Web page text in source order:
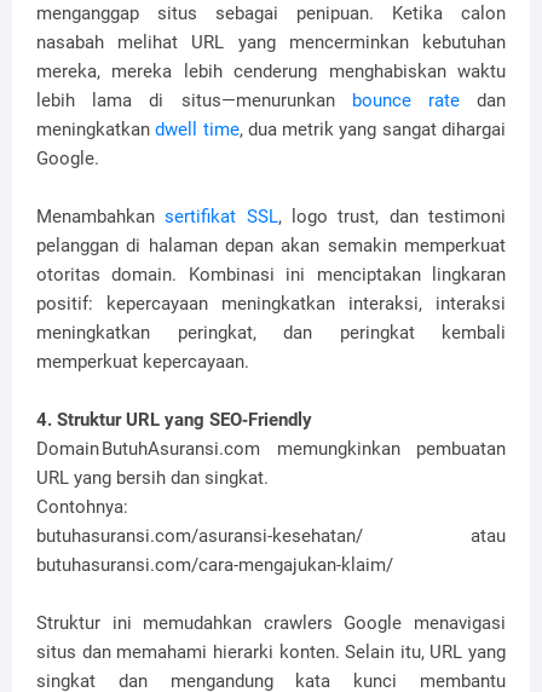
menganggap situs sebagai penipuan. Ketika calon
nasabah melihat URL yang mencerminkan kebutuhan
mereka, mereka lebih cenderung menghabiskan waktu
lebih lama di situs—menurunkan bounce ratedan
meningkatkandwell time, dua metrik yang sangat dihargai
Google.
Menambahkansertifikat SSL, logo trust, dan testimoni
pelanggan di halaman depan akan semakin memperkuat
otoritas domain. Kombinasi ini menciptakan lingkaran
positif: kepercayaan meningkatkan interaksi, interaksi
meningkatkan peringkat, dan peringkat kembali
memperkuat kepercayaan.
4. Struktur URL yang SEO‑Friendly
Domain ButuhAsuransi.com memungkinkan pembuatan
URL yang bersih dan singkat.
Contohnya:
butuhasuransi.com/asuransi-kesehatan/ atau
butuhasuransi.com/cara-mengajukan-klaim/
Struktur ini memudahkan crawlers Google menavigasi
situs dan memahami hierarki konten. Selain itu, URL yang
singkat dan mengandung kata kunci membantu